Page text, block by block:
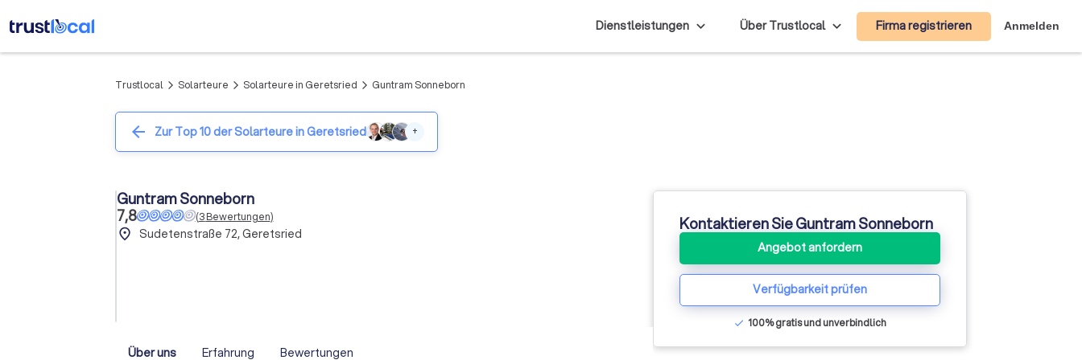
Dienstleistungen Über Trustlocal Firma registrieren Anmelden
Trustlocal arrow_forward_ios Solarteure arrow_forward_ios Solarteure in Geretsried arrow_forward_ios Guntram Sonneborn
arrow_back Zur Top 10 der Solarteure in Geretsried +
Guntram Sonneborn
7,8
(3Bewertungen)
place Sudetenstraße 72, Geretsried
Über uns Erfahrung Bewertungen
Kontaktieren Sie Guntram Sonneborn
Angebot anfordern
Verfügbarkeit prüfen
check 100% gratis und unverbindlich